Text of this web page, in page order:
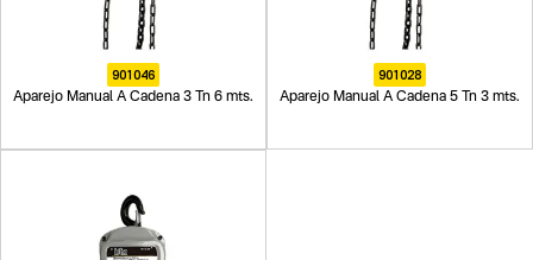
901046
Aparejo Manual A Cadena 3 Tn 6 mts.
901028
Aparejo Manual A Cadena 5 Tn 3 mts.